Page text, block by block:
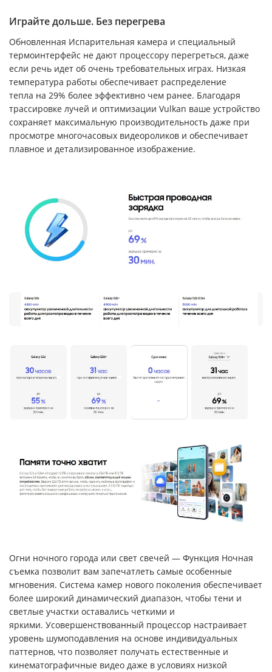
Играйте дольше. Без перегрева
Обновленная Испарительная камера и специальный
термоинтерфейс не дают процессору перегреться, даже
если речь идет об очень требовательных играх. Низкая
температура работы обеспечивает распределение
тепла на 29% более эффективно чем ранее. Благодаря
трассировке лучей и оптимизации Vulkan ваше устройство
сохраняет максимальную производительность даже при
просмотре многочасовых видеороликов и обеспечивает
плавное и детализированное изображение.
Огни ночного города или свет свечей — Функция Ночная
съемка позволит вам запечатлеть самые особенные
мгновения. Система камер нового поколения обеспечивает
более широкий динамический диапазон, чтобы тени и
светлые участки оставались четкими и
яркими. Усовершенствованный процессор настраивает
уровень шумоподавления на основе индивидуальных
паттернов, что позволяет получать естественные и
кинематографичные видео даже в условиях низкой